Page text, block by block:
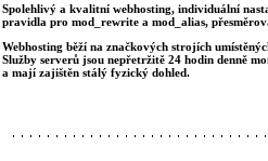
Spolehlivý a kvalitní webhosting, individuální
pravidla pro mod_rewrite a mod_alias,
Webhosting běží na značkových strojích
Služby serverů jsou nepřetržitě 24 hodin denně
a mají zajištěn stálý fyzický dohled.